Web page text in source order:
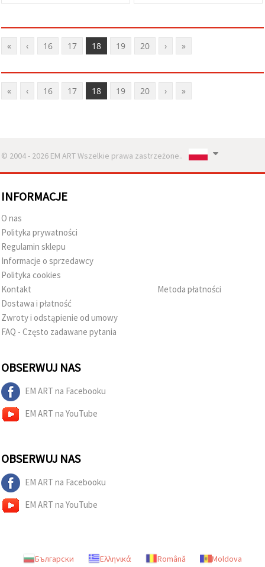
« ‹ 16 17 18 19 20 › »
« ‹ 16 17 18 19 20 › »
© 2004 - 2026 EM ART Wszelkie prawa zastrzeżone..
INFORMACJE
O nas
Polityka prywatności
Regulamin sklepu
Informacje o sprzedawcy
Polityka cookies
Kontakt
Dostawa i płatność
Zwroty i odstąpienie od umowy
FAQ - Często zadawane pytania
Metoda płatności
OBSERWUJ NAS
EM ART na Facebooku
EM ART na YouTube
OBSERWUJ NAS
EM ART na Facebooku
EM ART na YouTube
Български Ελληνικά Română Moldova